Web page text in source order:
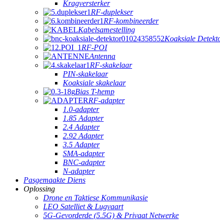
Kragversterker
RF-duplekser
RF-kombineerder
Kabelsamestelling
Koaksiale
RF-POI
Antenna
RF-skakelaar
PIN-skakelaar
Koaksiale skakelaar
Bias T-hemp
RF-adapter
1.0-adapter
1.85 Adapter
2.4 Adapter
2.92 Adapter
3.5 Adapter
SMA-adapter
BNC-adapter
N-adapter
Pasgemaakte Diens
Oplossing
Drone en Taktiese Kommunikasie
LEO Satelliet & Lugvaart
5G-Gevorderde (5.5G) & Privaat Netwerke